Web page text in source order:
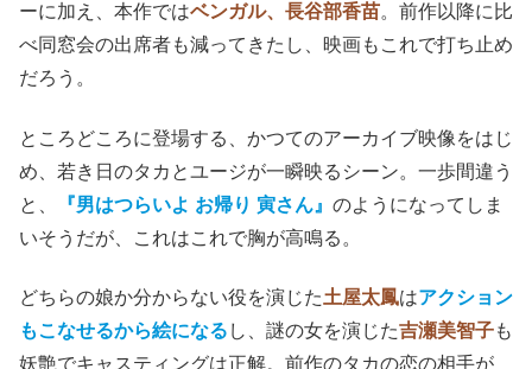
ーに加え、本作ではベンガル、長谷部香苗。前作以降に比
べ同窓会の出席者も減ってきたし、映画もこれで打ち止め
だろう。
ところどころに登場する、かつてのアーカイブ映像をはじ
め、若き日のタカとユージが一瞬映るシーン。一歩間違う
と、
『男はつらいよ お帰り 寅さん』 のようになってしま
いそうだが、これはこれで胸が高鳴る。
どちらの娘か分からない役を演じた土屋太鳳はアクション
もこなせるから絵になる し、謎の女を演じた吉瀬美智子も
妖艶でキャスティングは正解。前作のタカの恋の相手が